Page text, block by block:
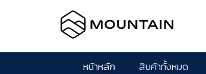
หน้าหลัก สินค้าทั้งหมด